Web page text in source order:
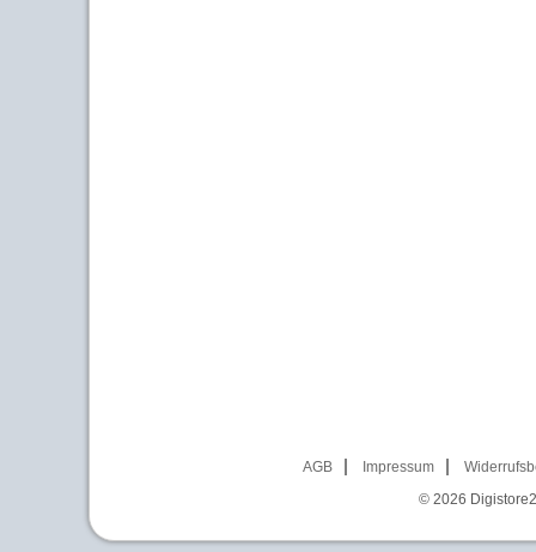
AGB Impressum
© 2026